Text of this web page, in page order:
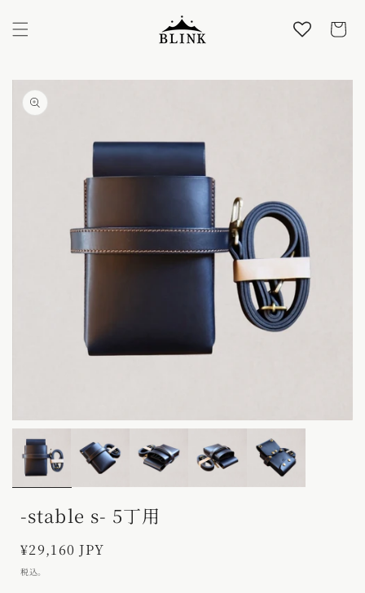
ンツに
進む
ー
商品情
報にス
キップ
モ
で
デ
ア
(1)
を
-stable s- 5丁用
通
常
¥29,160 JPY
税込。